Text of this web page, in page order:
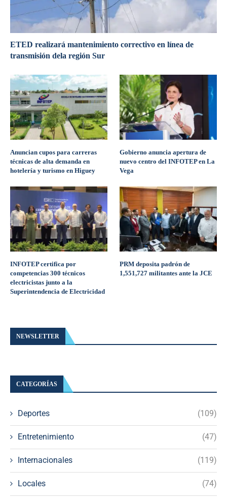
ETED realizará mantenimiento correctivo en línea de
transmisión dela región Sur
Anuncian cupos para carreras
técnicas de alta demanda en
hotelería y turismo en Higuey
Gobierno anuncia apertura de
nuevo centro del INFOTEP en La
Vega
INFOTEP certifica por
competencias 300 técnicos
electricistas junto a la
Superintendencia de Electricidad
PRM deposita padrón de
1,551,727 militantes ante la JCE
NEWSLETTER
CATEGORÍAS
Deportes (109)
Entretenimiento (47)
Internacionales (119)
Locales (74)